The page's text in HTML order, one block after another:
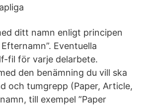
ditt namn enligt principen
Eventuella
fil för varje delarbete.
den benämning du vill ska
och tumgrepp (Paper, Article,
till exempel ”Paper